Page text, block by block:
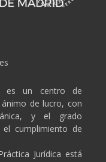
es un centro de
de lucro, con
y el grado
el cumplimiento de
Jurídica está